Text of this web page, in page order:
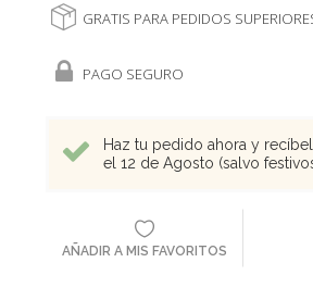
GRATIS PARA PEDIDOS
PAGO SEGURO
Haz tu pedido ahora y
el 12 de Agosto (salvo
AÑADIR A MIS FAVORITOS